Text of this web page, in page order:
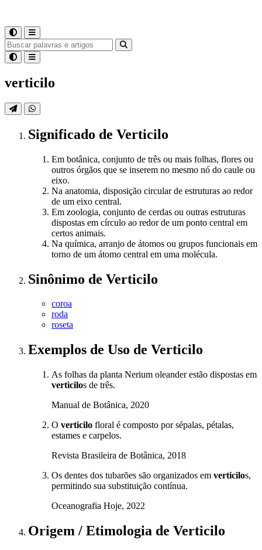
verticilo
Significado de Verticilo
Em botânica, conjunto de três ou mais folhas, flores ou
outros órgãos que se inserem no mesmo nó do caule ou
eixo.
Na anatomia, disposição circular de estruturas ao redor
de um eixo central.
Em zoologia, conjunto de cerdas ou outras estruturas
dispostas em círculo ao redor de um ponto central em
certos animais.
Na química, arranjo de átomos ou grupos funcionais em
torno de um átomo central em uma molécula.
Sinônimo de Verticilo
coroa
roda
roseta
Exemplos de Uso de Verticilo
As folhas da planta Nerium oleander estão dispostas em
verticilos de três.
Manual de Botânica, 2020
O verticilo floral é composto por sépalas, pétalas,
estames e carpelos.
Revista Brasileira de Botânica, 2018
Os dentes dos tubarões são organizados em verticilos,
permitindo sua substituição contínua.
Oceanografia Hoje, 2022
Origem / Etimologia de Verticilo